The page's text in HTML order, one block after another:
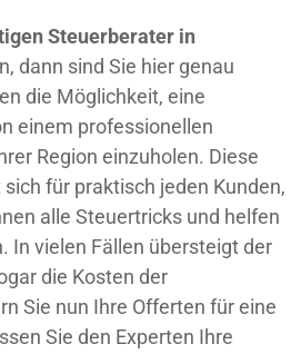
Steuerberater in
dann sind Sie hier genau
die Möglichkeit, eine
einem professionellen
Region einzuholen. Diese
sich für praktisch jeden Kunden,
alle Steuertricks und helfen
In vielen Fällen übersteigt der
die Kosten der
Sie nun Ihre Offerten für eine
Sie den Experten Ihre